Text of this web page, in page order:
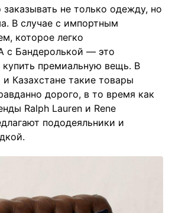
не только одежду, но
В случае с импортным
которое легко
с Бандеролькой — это
премиальную вещь. В
Казахстане такие товары
дорого, в то время как
Ralph Lauren и Rene
пододеяльники и